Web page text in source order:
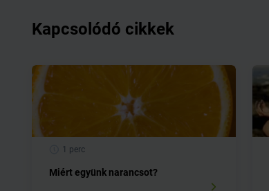
Kapcsolódó cikkek
1 perc
Miért együnk narancsot?